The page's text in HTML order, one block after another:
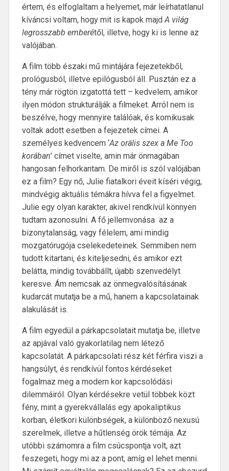
értem, és elfoglaltam a helyemet, már leírhatatlanul
kíváncsi voltam, hogy mit is kapok majdA világ
legrosszabb emberétől, illetve, hogy ki is lenne az
valójában.
A film több északi mű mintájára fejezetekből,
prológusból, illetve epilógusból áll. Pusztán ez a
tény már rögtön izgatottá tett – kedvelem, amikor
ilyen módon strukturálják a filmeket. Arról nem is
beszélve, hogy mennyire találóak, és komikusak
voltak adott esetben a fejezetek címei. A
személyes kedvencem ‘Az orális szex a Me Too
korában’ címet viselte, amin már önmagában
hangosan felhorkantam. De miről is szól valójában
ez a film? Egy nő, Julie fiatalkori éveit kíséri végig,
mindvégig aktuális témákra hívva fel a figyelmet.
Julie egy olyan karakter, akivel rendkívül könnyen
tudtam azonosulni. A fő jellemvonása az a
bizonytalanság, vagy félelem, ami mindig
mozgatórugója cselekedeteinek. Semmiben nem
tudott kitartani, és kiteljesedni, és amikor ezt
belátta, mindig továbbállt, újabb szenvedélyt
keresve. Ám nemcsak az önmegvalósításának
kudarcát mutatja be a mű, hanem a kapcsolatainak
alakulását is.
A film egyedül a párkapcsolatait mutatja be, illetve
az apjával való gyakorlatilag nem létező
kapcsolatát. A párkapcsolati rész két férfira viszi a
hangsúlyt, és rendkívül fontos kérdéseket
fogalmaz meg a modern kor kapcsolódási
dilemmáiról. Olyan kérdésekre vetül többek közt
fény, mint a gyerekvállalás egy apokaliptikus
korban, életkori különbségek, a különböző nexusú
szerelmek, illetve a hűtlenség örök témája. Az
utóbbi számomra a film csúcspontja volt, azt
feszegeti, hogy mi az a pont, amíg el lehet menni.